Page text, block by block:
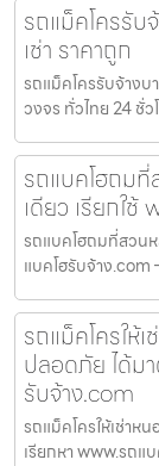
รถแม็คโครรับ
เช่า ราคาถูก
รถแม็คโครรับจ้างบ
วงจร ทั่วไทย 24 ชั่
รถแบคโฮถม
เดียว เรียกใ
รถแบคโฮถมที่สวนห
แบคโฮรับจ้าง.com
รถแม็คโครให้
ปลอดภัย ได้ม
รับจ้าง.com
รถแม็คโครให้เช่าห
เรียกหา www.รถแ